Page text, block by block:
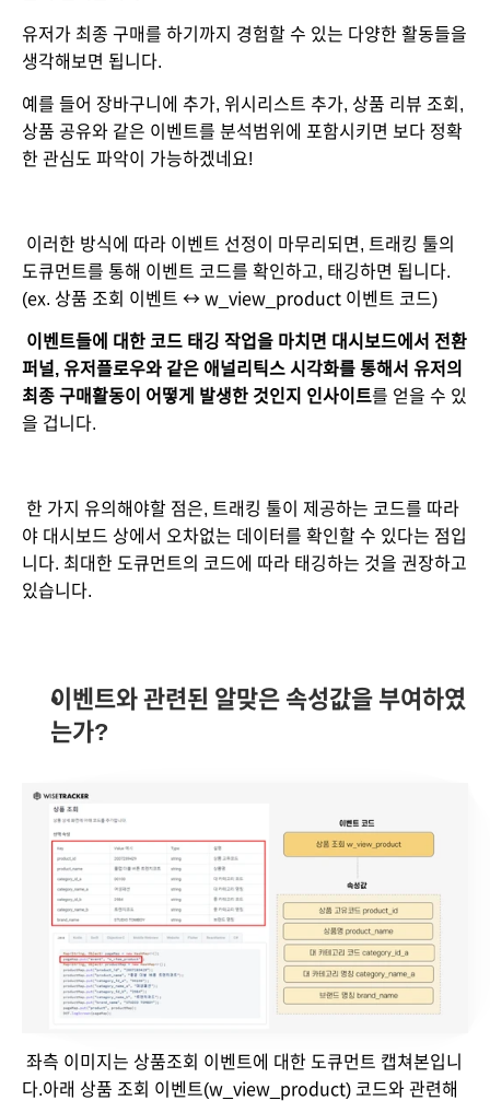
유저가 최종 구매를 하기까지 경험할 수 있는 다양한 활동들을
생각해보면 됩니다.
예를 들어 장바구니에 추가, 위시리스트 추가, 상품 리뷰 조회,
상품 공유와 같은 이벤트를 분석범위에 포함시키면 보다 정확
한 관심도 파악이 가능하겠네요!
도큐먼트를 통해 이벤트 코드를 확인하고, 태깅하면 됩니다.
(ex. 상품 조회 이벤트 ↔ w_view_product 이벤트 코드)
퍼널, 유저플로우와 같은 애널리틱스 시각화를 통해서 유저의
최종 구매활동이 어떻게 발생한 것인지 인사이트를 얻을 수 있
을 겁니다.
야 대시보드 상에서 오차없는 데이터를 확인할 수 있다는 점입
니다. 최대한 도큐먼트의 코드에 따라 태깅하는 것을 권장하고
있습니다.
이벤트와 관련된 알맞은 속성값을 부여하였
는가?
다.아래 상품 조회 이벤트(w_view_product) 코드와 관련해